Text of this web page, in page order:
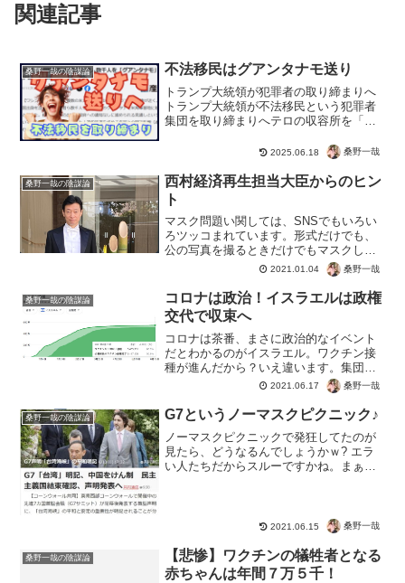
関連記事
桑野一哉の陰謀論 不法移民はグアンタナモ送り
トランプ大統領が犯罪者の取り締まりへ
トランプ大統領が不法移民という犯罪者
集団を取り締まりへテロの収容所を「グ
で犯罪やテロ行為を行い、治安と文化を
破壊する不法移民。左翼の悪事により、
善良な市民が被害を受けて...
2025.06.18 桑野一哉
桑野一哉の陰謀論
西村経済再生担当大臣からのヒン
ト
マスク問題い関しては、SNSでもいろい
ろツッコまれています。形式だけでも、
公の写真を撮るときだけでもマスクしろ
とｗでも一向に変わらないのは、やっぱ
りただの風邪であるコロナの茶番に付き
合ってられない。というかマスクの害ま
でご存知だから、さすが...
2021.01.04 桑野一哉
桑野一哉の陰謀論
コロナは政治！イスラエルは政権
交代で収束へ
コロナは茶番、まさに政治的なイベント
だとわかるのがイスラエル。ワクチン接
種が進んだから？いえ違います。集団免
疫に必要される（と専門家は主張する）
70%にも達せず、気づいた国民はもうワ
クチンを接種せず。政権交代とともにコ
ロナは収束へ。恐怖のウ...
2021.06.17 桑野一哉
桑野一哉の陰謀論 G7というノーマスクピクニック♪
ノーマスクピクニックで発狂してたのが
見たら、どうなるんでしょうかｗ? エラ
い人たちだからスルーですかね。まぁ何
食もやって欲しかったよ...
2021.06.15 桑野一哉
桑野一哉の陰謀論
【悲惨】ワクチンの犠牲者となる
赤ちゃんは年間７万５千！